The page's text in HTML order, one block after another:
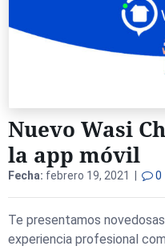
Nuevo Wasi
la app móvil
Fecha: febrero 19, 2021 | 0
Te presentamos
experiencia profesional